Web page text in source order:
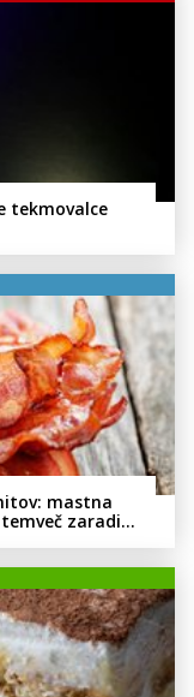
tekmovalce
mastna
zaradi